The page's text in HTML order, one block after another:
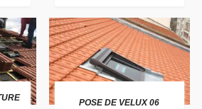
POSE DE VELUX 06